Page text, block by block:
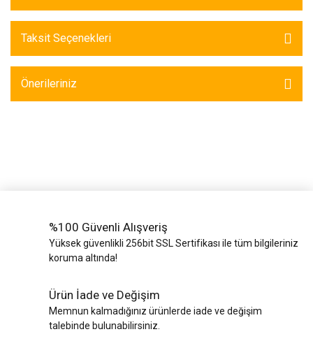
Taksit Seçenekleri
Önerileriniz
%100 Güvenli Alışveriş
Yüksek güvenlikli 256bit SSL Sertifikası ile tüm bilgileriniz
koruma altında!
Ürün İade ve Değişim
Memnun kalmadığınız ürünlerde iade ve değişim
talebinde bulunabilirsiniz.